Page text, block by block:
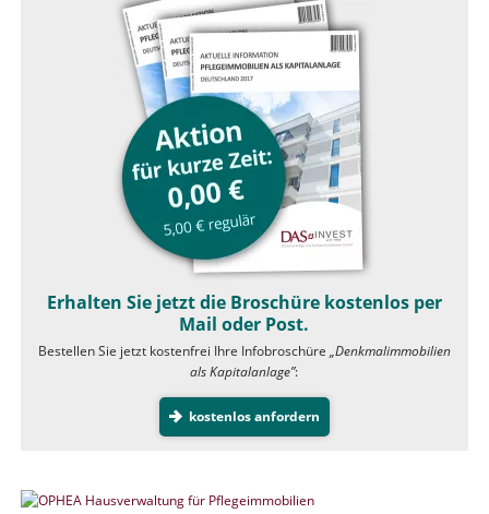
Erhalten Sie jetzt die Broschüre kostenlos per
Mail oder Post.
Bestellen Sie jetzt kostenfrei Ihre Infobroschüre „Denkmalimmobilien
als Kapitalanlage”:
kostenlos anfordern